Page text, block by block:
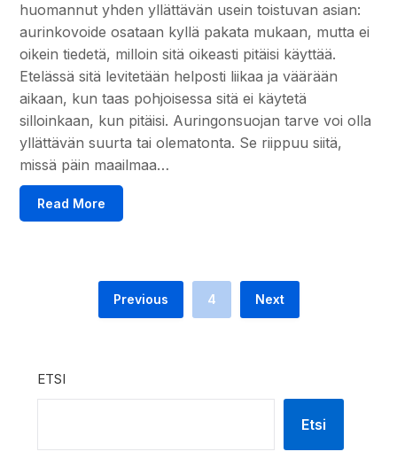
huomannut yhden yllättävän usein toistuvan asian:
aurinkovoide osataan kyllä pakata mukaan, mutta ei
oikein tiedetä, milloin sitä oikeasti pitäisi käyttää.
Etelässä sitä levitetään helposti liikaa ja väärään
aikaan, kun taas pohjoisessa sitä ei käytetä
silloinkaan, kun pitäisi. Auringonsuojan tarve voi olla
yllättävän suurta tai olematonta. Se riippuu siitä,
missä päin maailmaa…
Read More
Previous 4 Next
ETSI
Etsi